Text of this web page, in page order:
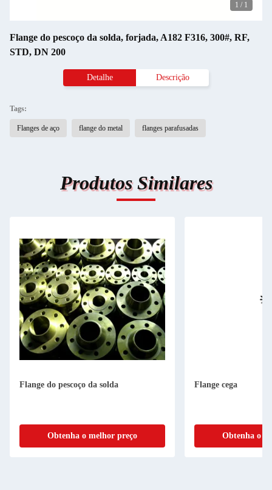
1 / 1
Flange do pescoço da solda, forjada, A182 F316, 300#, RF,
STD, DN 200
Detalhe Descrição
Tags:
Flanges de aço flange do metal flanges parafusadas
Produtos Similares
Flange do pescoço da solda
Obtenha o melhor preço
Flange cega
Obtenha o